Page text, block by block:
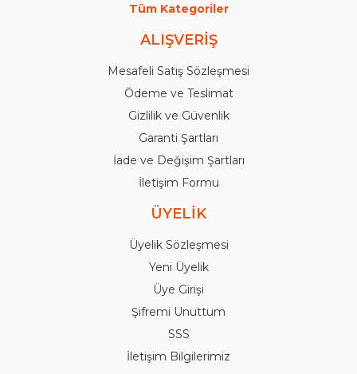
Tüm Kategoriler
ALIŞVERİŞ
Mesafeli Satış Sözleşmesi
Ödeme ve Teslimat
Gizlilik ve Güvenlik
Garanti Şartları
İade ve Değişim Şartları
İletişim Formu
ÜYELİK
Üyelik Sözleşmesi
Yeni Üyelik
Üye Girişi
Şifremi Unuttum
SSS
İletişim Bilgilerimiz